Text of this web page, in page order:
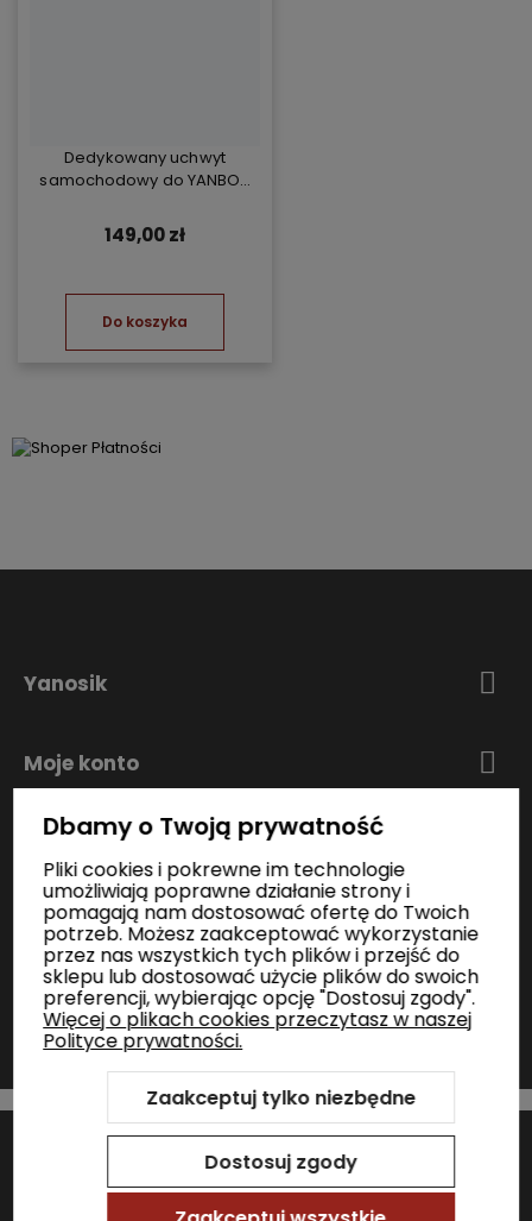
Dedykowany uchwyt
samochodowy do YANBOX
149,00 zł
Do koszyka
Yanosik
Moje konto
Zakupy
Informacje
Kontakt
Szablon Shoper Modern 3.0™od GrowCommerce
Dbamy o Twoją prywatność
Pliki cookies i pokrewne im technologie
umożliwiają poprawne działanie strony i
pomagają nam dostosować ofertę do Twoich
potrzeb. Możesz zaakceptować wykorzystanie
przez nas wszystkich tych plików i przejść do
sklepu lub dostosować użycie plików do swoich
preferencji, wybierając opcję "Dostosuj zgody".
Więcej o plikach cookies przeczytasz w naszej
Polityce prywatności.
Zaakceptuj tylko niezbędne
Dostosuj zgody